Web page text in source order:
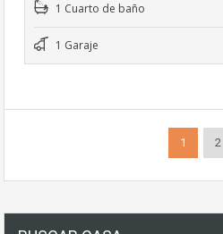
1 Cuarto de baño
1 Garaje
1 2